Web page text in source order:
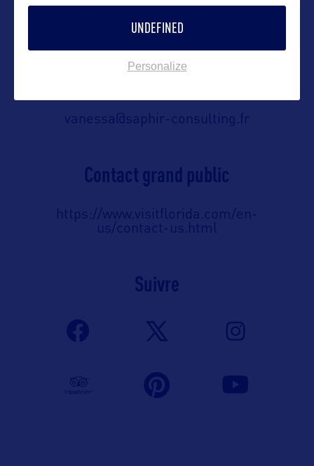
stefanie@saphir-consulting.fr
Contact pro
vanessa@saphir-consulting.fr
Contact grand public
https://www.visitflorida.com/en-
us/contact-us.html
Suivre
UNDEFINED
Personalize